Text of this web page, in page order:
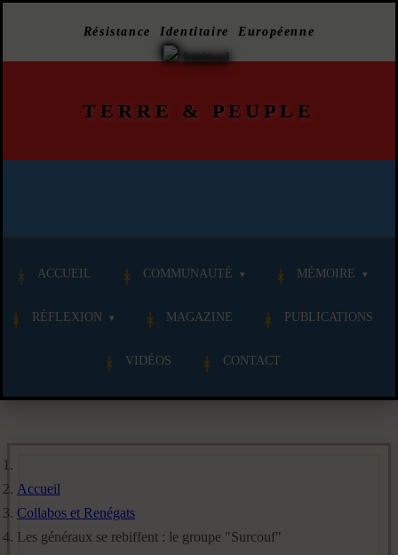
Résistance Identitaire Européenne
TERRE & PEUPLE
ACCUEIL COMMUNAUTÉ MÉMOIRE
RÉFLEXION MAGAZINE PUBLICATIONS
VIDÉOS CONTACT
Accueil
Collabos et Renégats
Les généraux se rebiffent : le groupe "Surcouf"